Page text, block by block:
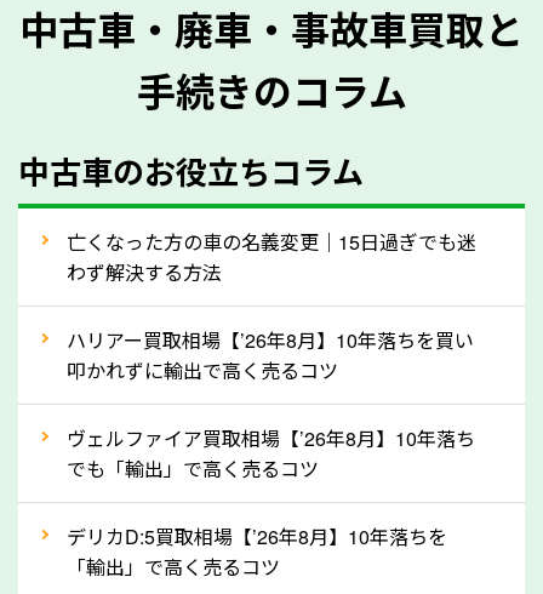
質問させていただく内容は以下の通りとなります。
メーカー／車種
型式／グレード
走行距離（例：約〇万キロ）
車検の満了日
内装や外装の状態
定を行い高価買取価格をつけやすくなります。
ってきます！
自動車税の還付金は、先に年払いしていた自動車税が
月割りで返還されるものです。ですから、自動車税の
還付金は早めに売却するほど多く還付されます。不要
中古車・廃車・事故車買取と
手続きのコラム
中古車のお役立ちコラム
亡くなった方の車の名義変更｜15日過ぎでも迷
わず解決する方法
ハリアー買取相場【’26年8月】10年落ちを買い
叩かれずに輸出で高く売るコツ
ヴェルファイア買取相場【’26年8月】10年落ち
でも「輸出」で高く売るコツ
デリカD:5買取相場【’26年8月】10年落ちを
「輸出」で高く売るコツ